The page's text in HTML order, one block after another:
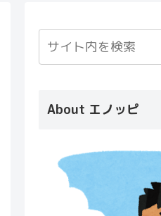
About エノッピ